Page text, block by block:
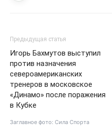
Предыдущая статья
Игорь Бахмутов выступил
против назначения
североамериканских
тренеров в московское
«Динамо» после поражения
в Кубке
Заглавное фото: Сила Спорта